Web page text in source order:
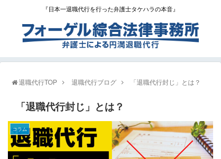
『日本一退職代行を行った弁護士タケハラの本音』
退職代行TOP 退職代行ブログ 「退職代行封じ」とは？
「退職代行封じ」とは？
コラム